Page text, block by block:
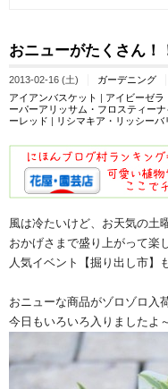
おニューがたくさん！
2013-02-16 (土)
ガーデニング
アイアンバスケット | アイビーゼラ
ーパーアリッサム・フロスティーナ
ーレッド | リシマキア・リッシーバ
風は冷たいけど、お天気の土
おかげさまで盛り上がって楽
人気イベント【掘り出し市】
おニューな商品がゾロゾロ入
今日もいろいろ入りましたよ